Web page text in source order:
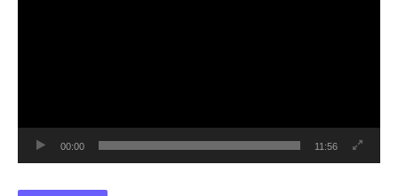
00:00 11:56